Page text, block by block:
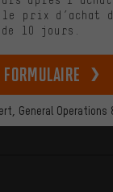
General Operations
le prix d’achat
10 jours.
formulaire